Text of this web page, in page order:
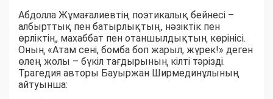
Абдолла Жұмағалиевтің поэтикалық бейнесі –
албырттық пен батырлықтың, нәзіктік пен
өрліктің, махаббат пен отаншылдықтың көрінісі.
Оның «Атам сені, бомба боп жарыл, жүрек!» деген
өлең жолы – бүкіл тағдырының кілті тәрізді.
Трагедия авторы Бауыржан Ширмединұлының
айтуынша: